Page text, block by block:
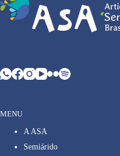
MENU
A ASA
Semiárido